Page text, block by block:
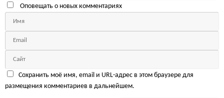
Оповещать о новых комментариях
Сохранить моё имя, email и URL-адрес в этом браузере для
размещения комментариев в дальнейшем.